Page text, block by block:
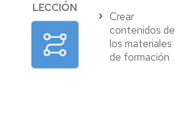
LECCIÓN
Crear
contenidos de
los materiales
de formación